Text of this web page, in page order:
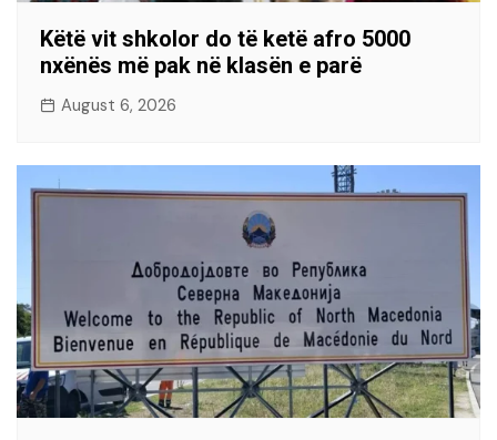
Këtë vit shkolor do të ketë afro 5000
nxënës më pak në klasën e parë
August 6, 2026